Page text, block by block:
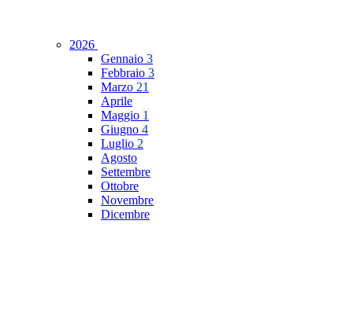
2026
Gennaio 3
Febbraio 3
Marzo 21
Aprile
Maggio 1
Giugno 4
Luglio 2
Agosto
Settembre
Ottobre
Novembre
Dicembre